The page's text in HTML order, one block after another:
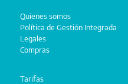
Quienes somos
Política de Gestión Integrada
Legales
Compras
Tarifas